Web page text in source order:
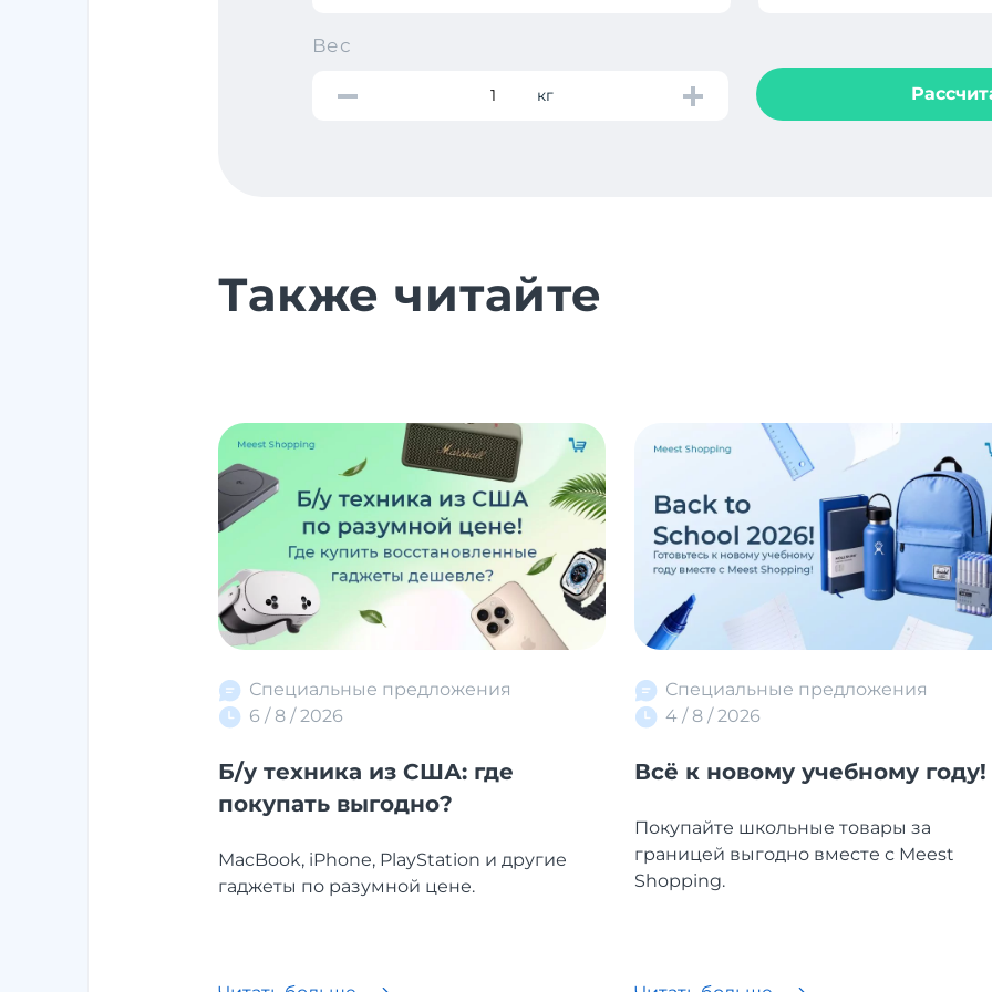
Вес
кг
Также читайте
Специальные предложения
6 / 8 / 2026
Б/у техника из США: где
покупать выгодно?
MacBook, iPhone, PlayStation и другие
гаджеты по разумной цене.
Специальные предложения
4 / 8 / 2026
Всё к новому учебному году!
Покупайте школьные товары за
границей выгодно вместе с Meest
Shopping.